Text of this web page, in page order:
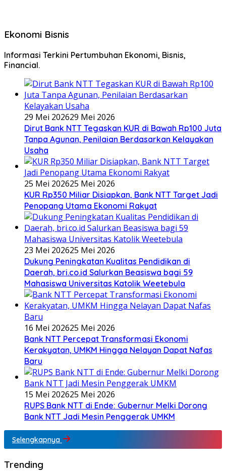
Ekonomi Bisnis
Informasi Terkini Pertumbuhan Ekonomi, Bisnis,
Financial.
29 Mei 202629 Mei 2026
Dirut Bank NTT Tegaskan KUR di Bawah Rp100 Juta
Tanpa Agunan, Penilaian Berdasarkan Kelayakan
Usaha
25 Mei 202625 Mei 2026
KUR Rp350 Miliar Disiapkan, Bank NTT Target Jadi
Penopang Utama Ekonomi Rakyat
23 Mei 202625 Mei 2026
Dukung Peningkatan Kualitas Pendidikan di
Daerah, bri.co.id Salurkan Beasiswa bagi 59
Mahasiswa Universitas Katolik Weetebula
16 Mei 202625 Mei 2026
Bank NTT Percepat Transformasi Ekonomi
Kerakyatan, UMKM Hingga Nelayan Dapat Nafas
Baru
15 Mei 202625 Mei 2026
RUPS Bank NTT di Ende: Gubernur Melki Dorong
Bank NTT Jadi Mesin Penggerak UMKM
Selengkapnya
Trending